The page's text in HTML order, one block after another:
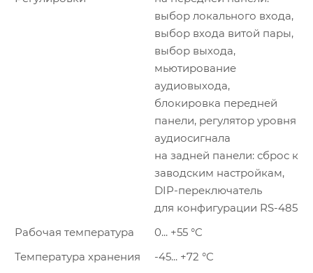
выбор локального входа,
выбор входа витой пары,
выбор выхода,
мьютирование
аудиовыхода,
блокировка передней
панели, регулятор уровня
аудиосигнала
на задней панели: сброс к
заводским настройкам,
DIP-переключатель
для конфигурации RS-485
Рабочая температура
0... +55 °C
Температура хранения
-45... +72 °C